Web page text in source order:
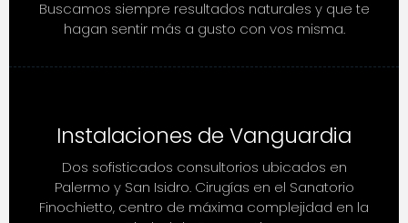
Buscamos siempre resultados naturales y que te
hagan sentir más a gusto con vos misma.
Instalaciones de Vanguardia
Dos sofisticados consultorios ubicados en
Palermo y San Isidro. Cirugías en el Sanatorio
Finochietto, centro de máxima complejidad en la